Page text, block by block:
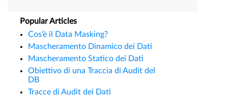
Popular Articles
Cos’è il Data Masking?
Mascheramento Dinamico dei Dati
Mascheramento Statico dei Dati
Obiettivo di una Traccia di Audit del
DB
Tracce di Audit dei Dati